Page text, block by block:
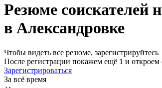
Резюме соискателей
в Александровке
Чтобы видеть все резюме, зарегистрируйтесь
После регистрации покажем ещё 1 и откроем
Зарегистрироваться
За всё время